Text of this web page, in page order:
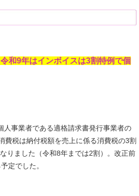
和9年はインボイスは3割特例で個
人事業者である適格請求書発行事業者の
費税は納付税額を売上に係る消費税の3割
りました（令和8年までは2割）。改正前
定でした。